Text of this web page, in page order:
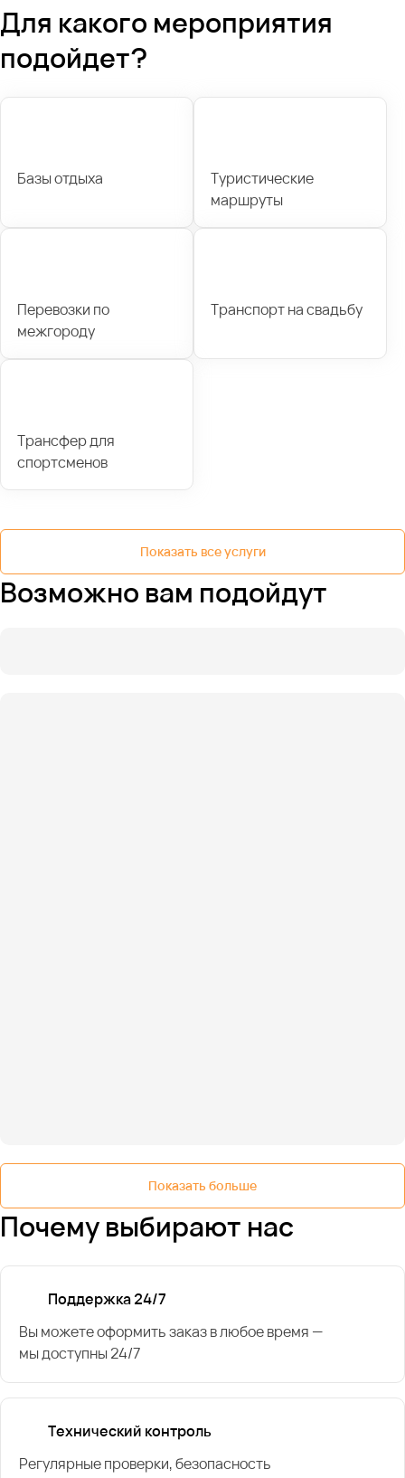
Для какого мероприятия
подойдет?
Базы отдыха
Туристические
маршруты
Перевозки по
межгороду
Транспорт на свадьбу
Трансфер для
спортсменов
Показать все услуги
Возможно вам подойдут
Показать больше
Почему выбирают нас
Поддержка 24/7
Вы можете оформить заказ в любое время —
мы доступны 24/7
Технический контроль
Регулярные проверки, безопасность